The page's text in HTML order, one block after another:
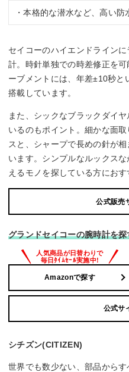
・本格的な潜水など、高い防
セイコーのハイエンドライン
計。時針単独での時差修正を
ーブメントには、年差±10秒
搭載しています。
また、シックなブラックダイ
いるのもポイント。細かな面
スと、シャープで長めの針が
います。シンプルなルックス
えるモノを探している方におす
公式販売
グランドセイコーの腕時計を探
Amazonで探す
公式サ
シチズン(CITIZEN)
世界でも数少ない、部品から